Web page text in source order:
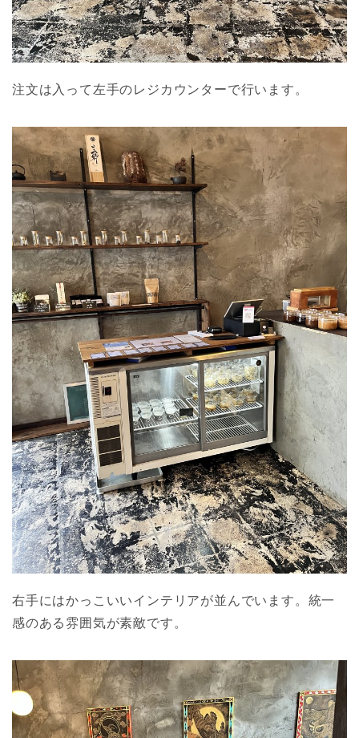
注文は入って左手のレジカウンターで行います。
右手にはかっこいいインテリアが並んでいます。統一
感のある雰囲気が素敵です。